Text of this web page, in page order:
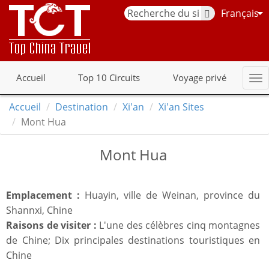
Français
Accueil Top 10 Circuits Voyage privé
Accueil Destination Xi'an
Xi'an Sites
Mont Hua
Mont Hua
Emplacement : Huayin, ville de Weinan, province du
Shannxi, Chine
Raisons de visiter : L'une des célèbres cinq montagnes
de Chine; Dix principales destinations touristiques en
Chine